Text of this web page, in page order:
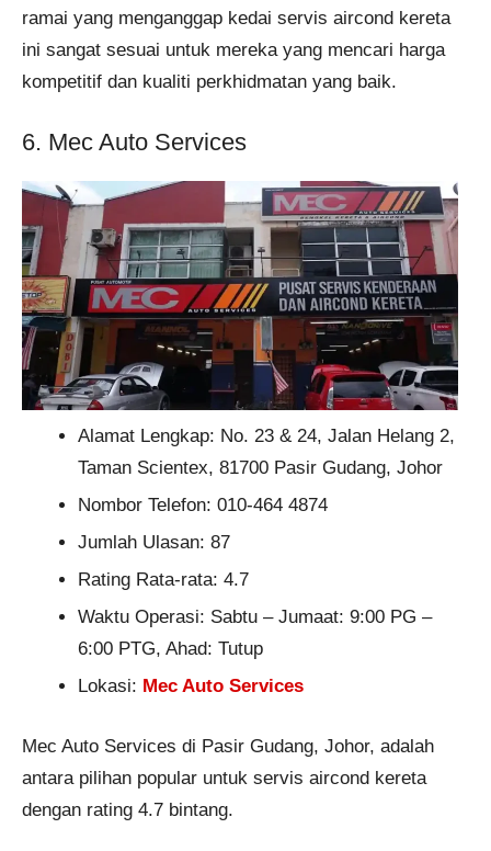
ramai yang menganggap kedai servis aircond kereta
ini sangat sesuai untuk mereka yang mencari harga
kompetitif dan kualiti perkhidmatan yang baik​.
6. Mec Auto Services
Alamat Lengkap: No. 23 & 24, Jalan Helang 2,
Taman Scientex, 81700 Pasir Gudang, Johor
Nombor Telefon: 010-464 4874
Jumlah Ulasan: 87
Rating Rata-rata: 4.7
Waktu Operasi: Sabtu – Jumaat: 9:00 PG –
6:00 PTG, Ahad: Tutup
Lokasi: Mec Auto Services
Mec Auto Services di Pasir Gudang, Johor, adalah
antara pilihan popular untuk servis aircond kereta
dengan rating 4.7 bintang.